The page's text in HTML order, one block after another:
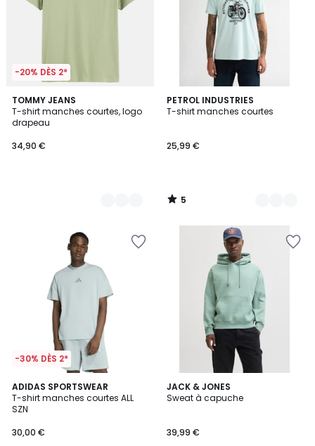
-20% DÈS 2*
TOMMY JEANS
T-shirt manches courtes, logo
drapeau
34,90 €
3
Couleurs
PETROL INDUSTRIES
T-shirt manches courtes
25,99 €
5
/
2
Couleurs
5
/
-30% DÈS 2*
ADIDAS SPORTSWEAR
T-shirt manches courtes ALL
SZN
30,00 €
4,7
/ 5
5
Couleurs
JACK & JONES
Sweat à capuche
39,99 €
4,4
/ 5
3
Couleurs